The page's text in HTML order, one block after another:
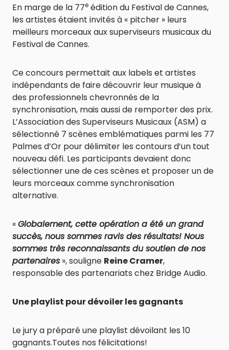
En marge de la 77e édition du Festival de Cannes,
les artistes étaient invités à « pitcher » leurs
meilleurs morceaux aux superviseurs musicaux du
Festival de Cannes.
Ce concours permettait aux labels et artistes
indépendants de faire découvrir leur musique à
des professionnels chevronnés de la
synchronisation, mais aussi de remporter des prix.
L’Association des Superviseurs Musicaux (ASM) a
sélectionné 7 scènes emblématiques parmi les 77
Palmes d’Or pour délimiter les contours d’un tout
nouveau défi. Les participants devaient donc
sélectionner une de ces scènes et proposer un de
leurs morceaux comme synchronisation
alternative.
«Globalement, cette opération a été un grand
succès, nous sommes ravis des résultats! Nous
sommes très reconnaissants du soutien de nos
partenaires», souligne Reine Cramer,
responsable des partenariats chez Bridge Audio.
Une playlist pour dévoiler les gagnants
Le jury a préparé une playlist dévoilant les 10
gagnants.Toutes nos félicitations!